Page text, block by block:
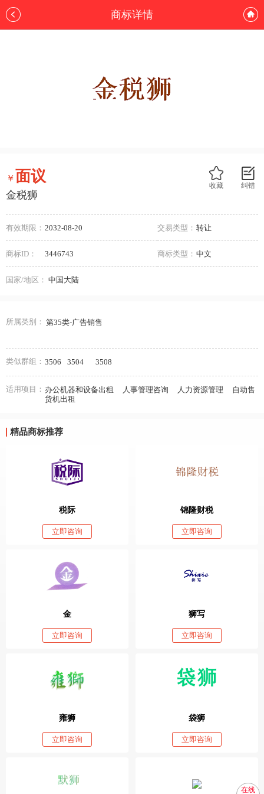
商标详情
纠错
收藏
￥面议
金税狮
有效期限： 2032-08-20 交易类型： 转让
商标ID： 3446743 商标类型： 中文
国家/地区： 中国大陆
所属类别： 第35类-广告销售
类似群组： 3506 3504 3508
适用项目： 办公机器和设备出租 人事管理咨询 人力资源管理
自动售
货机出租
精品商标推荐
税际
立即咨询
锦隆财税
立即咨询
金
立即咨询
狮写
立即咨询
雍狮
立即咨询
袋狮
立即咨询
在线